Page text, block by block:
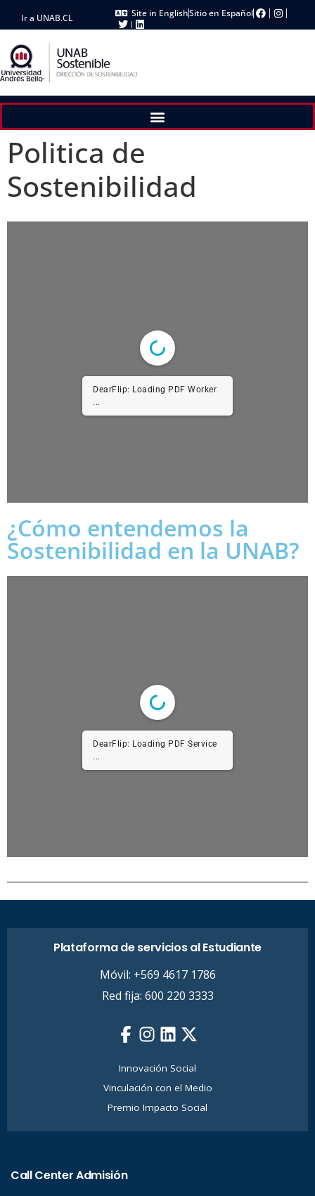
Ir a UNAB.CL Site in EnglishSitio en Español
Politica de
Sostenibilidad
DearFlip: Loading PDF Worker
...
¿Cómo entendemos la
Sostenibilidad en la UNAB?
DearFlip: Loading PDF Service
...